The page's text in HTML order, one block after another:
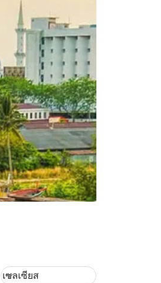
Weather unit option เซลเซียส
เซลเซียส
keyboard_arrow_down